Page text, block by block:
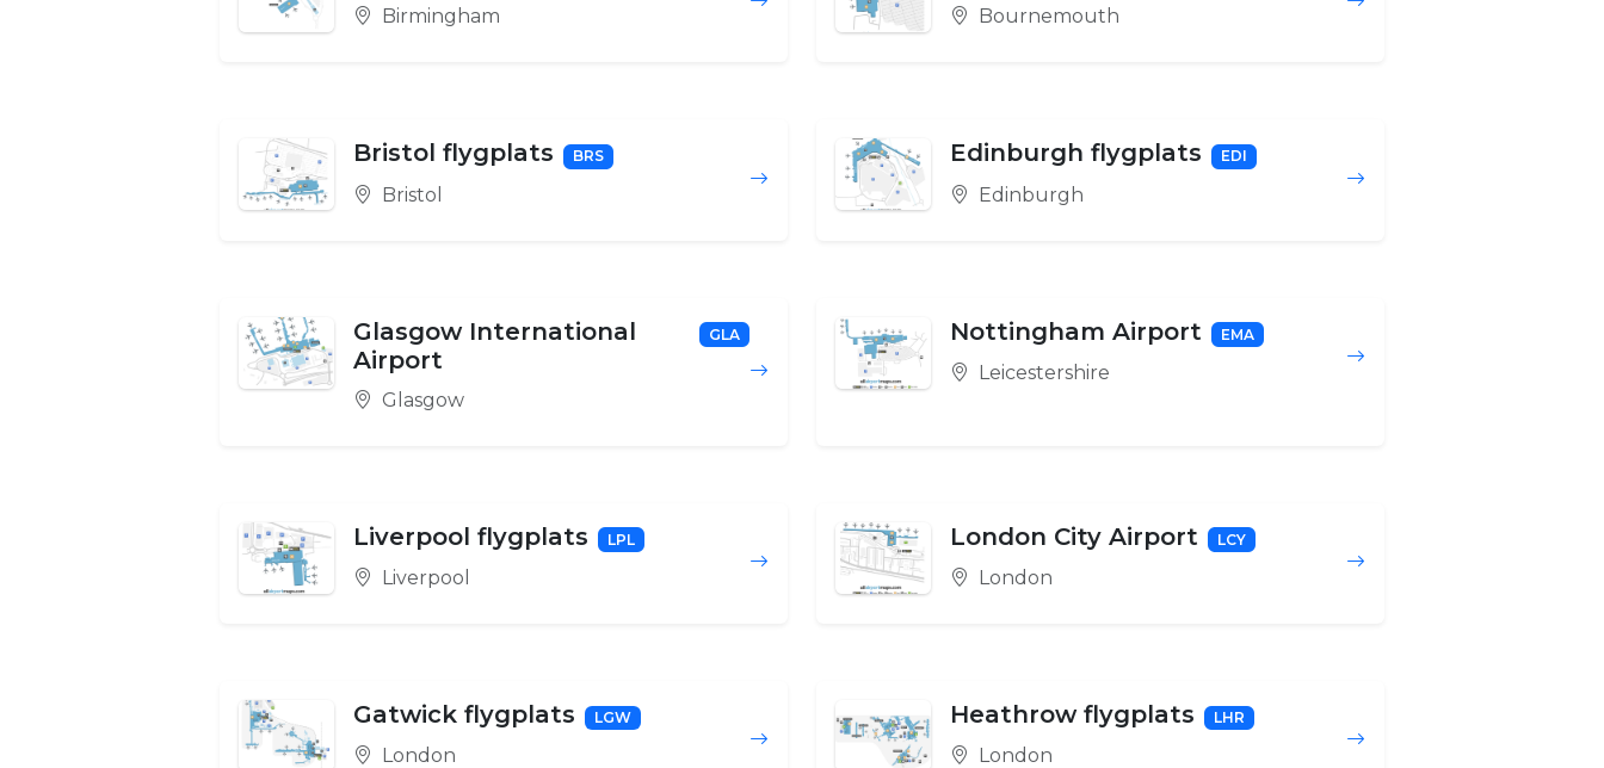
Birmingham Bournemouth
Bristol flygplats BRS
Bristol
Edinburgh flygplats EDI
Edinburgh
Glasgow International
Airport
GLA
Glasgow
Nottingham Airport EMA
Leicestershire
Liverpool flygplats LPL
Liverpool
London City Airport LCY
London
Gatwick flygplats LGW
London
Heathrow flygplats LHR
London